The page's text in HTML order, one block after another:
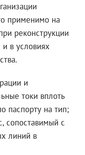
применимо на
реконструкции
в условиях
и
токи вплоть
паспорту на тип;
сопоставимый с
линий в